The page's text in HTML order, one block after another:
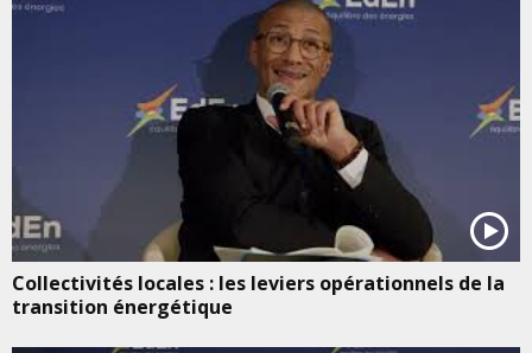
Collectivités locales : les leviers opérationnels de la
transition énergétique